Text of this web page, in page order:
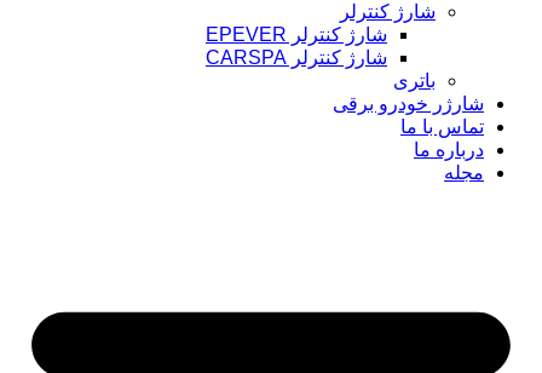
شارژ کنترلر
شارژ کنترلر EPEVER
شارژ کنترلر CARSPA
باتری
شارژر خودرو برقی
تماس با ما
درباره ما
مجله